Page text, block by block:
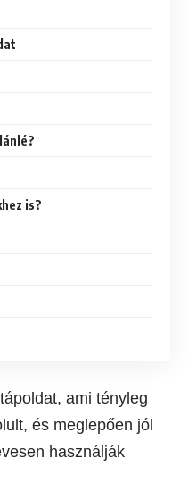
is?
ami tényleg
és meglepően jól
használják